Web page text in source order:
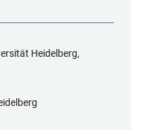
Heidelberg,